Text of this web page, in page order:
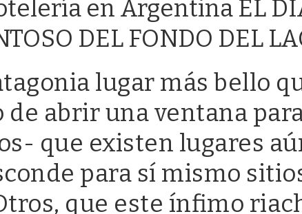
en Argentina EL
DEL FONDO DEL
lugar más bello
de abrir una ventana
que existen lugares
para sí mismo
que este ínfimo